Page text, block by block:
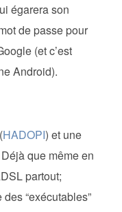
égarera son
de passe pour
(et c’est
Android).
HADOPI) et une
que même en
partout;
“exécutables”